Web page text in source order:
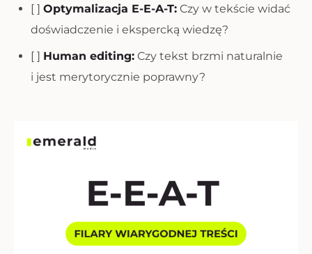
[ ] Optymalizacja E-E-A-T: Czy w tekście widać
doświadczenie i ekspercką wiedzę?
[ ] Human editing: Czy tekst brzmi naturalnie
i jest merytorycznie poprawny?